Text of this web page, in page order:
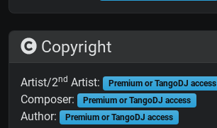
Copyright
Artist/2nd Artist: Premium or TangoDJ access
Composer: Premium or TangoDJ access
Author: Premium or TangoDJ access